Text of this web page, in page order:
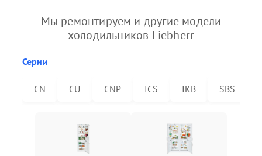
Мы ремонтируем и другие модели
холодильников Liebherr
Серии
CN CU CNP ICS IKB SBS